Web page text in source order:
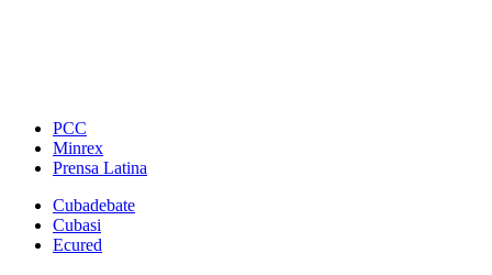
PCC
Minrex
Prensa Latina
Cubadebate
Cubasi
Ecured